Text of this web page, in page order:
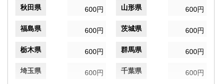
秋田県 600円 山形県 600円
福島県 600円 茨城県 600円
栃木県 600円 群馬県 600円
埼玉県 600円 千葉県 600円